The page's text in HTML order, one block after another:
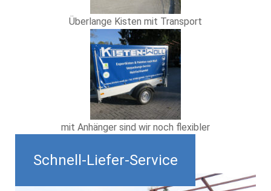
Schnell-Liefer-Service
Überlange Kisten mit Transport
mit Anhänger sind wir noch flexibler